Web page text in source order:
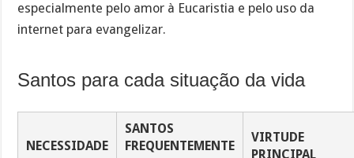
especialmente pelo amor à Eucaristia e pelo uso da
internet para evangelizar.
Santos para cada situação da vida
NECESSIDADE
SANTOS
FREQUENTEMENTE
VIRTUDE
PRINCIPAL